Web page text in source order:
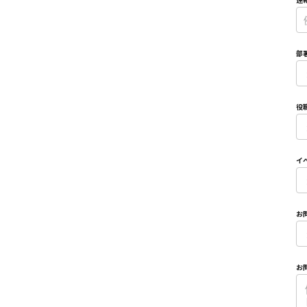
*
部
*
役
*
イ
*
お
*
お